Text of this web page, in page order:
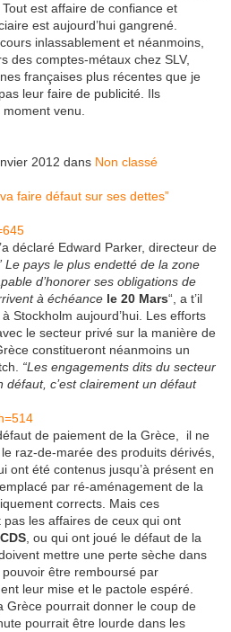
est affaire de confiance et
est aujourd’hui gangrené.
inlassablement et néanmoins,
des comptes-métaux chez SLV,
françaises plus récentes que je
leur faire de publicité. Ils
venu.
2012 dans Non classé
faire défaut sur ses dettes”
déclaré Edward Parker, directeur de
Le pays le plus endetté de la zone
d’honorer ses obligations de
à échéance le 20 Mars“, a t’il
Stockholm aujourd’hui. Les efforts
le secteur privé sur la manière de
constitueront néanmoins un
“Les engagements dits du secteur
c’est clairement un défaut
de paiement de la Grèce, il ne
raz-de-marée des produits dérivés,
ont été contenus jusqu’à présent en
par ré-aménagement de la
corrects. Mais ces
les affaires de ceux qui ont
CDS, ou qui ont joué le défaut de la
mettre une perte sèche dans
être remboursé par
leur mise et le pactole espéré.
Grèce pourrait donner le coup de
pourrait être lourde dans les